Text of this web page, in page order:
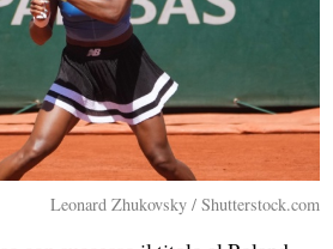
Leonard Zhukovsky / Shutterstock.com